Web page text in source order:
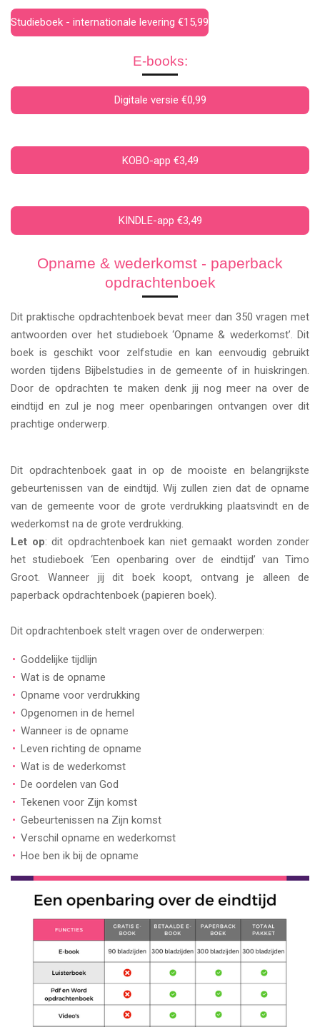
Studieboek - internationale levering €15,99
E-books:
Digitale versie €0,99
KOBO-app €3,49
KINDLE-app €3,49
Opname & wederkomst - paperback
opdrachtenboek
Dit praktische opdrachtenboek bevat meer dan 350 vragen met
antwoorden over het studieboek ‘Opname & wederkomst’. Dit
boek is geschikt voor zelfstudie en kan eenvoudig gebruikt
worden tijdens Bijbelstudies in de gemeente of in huiskringen.
Door de opdrachten te maken denk jij nog meer na over de
eindtijd en zul je nog meer openbaringen ontvangen over dit
prachtige onderwerp.
Dit opdrachtenboek gaat in op de mooiste en belangrijkste
gebeurtenissen van de eindtijd. Wij zullen zien dat de opname
van de gemeente voor de grote verdrukking plaatsvindt en de
wederkomst na de grote verdrukking.
Let op: dit opdrachtenboek kan niet gemaakt worden zonder
het studieboek ‘Een openbaring over de eindtijd’ van Timo
Groot. Wanneer jij dit boek koopt, ontvang je alleen de
paperback opdrachtenboek (papieren boek).
Dit opdrachtenboek stelt vragen over de onderwerpen:
Goddelijke tijdlijn
Wat is de opname
Opname voor verdrukking
Opgenomen in de hemel
Wanneer is de opname
Leven richting de opname
Wat is de wederkomst
De oordelen van God
Tekenen voor Zijn komst
Gebeurtenissen na Zijn komst
Verschil opname en wederkomst
Hoe ben ik bij de opname